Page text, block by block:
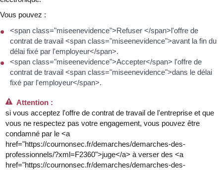
Vous pouvez :
<span class="miseenevidence">Refuser </span>l'offre de
contrat de travail <span class="miseenevidence">avant la fin du
délai fixé par l'employeur</span>.
<span class="miseenevidence">Accepter</span> l'offre de
contrat de travail <span class="miseenevidence">dans le délai
fixé par l'employeur</span>.
Attention :
si vous acceptez l'offre de contrat de travail de l'entreprise et que
vous ne respectez pas votre engagement, vous pouvez être
condamné par le <a
href="https://cournonsec.fr/demarches/demarches-des-
professionnels/?xml=F2360">juge</a> à verser des <a
href="https://cournonsec.fr/demarches/demarches-des-